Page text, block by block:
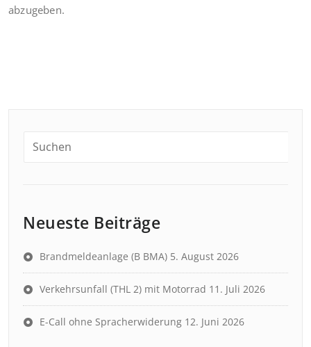
abzugeben.
Neueste Beiträge
Brandmeldeanlage (B BMA) 5. August 2026
Verkehrsunfall (THL 2) mit Motorrad 11. Juli 2026
E-Call ohne Spracherwiderung 12. Juni 2026